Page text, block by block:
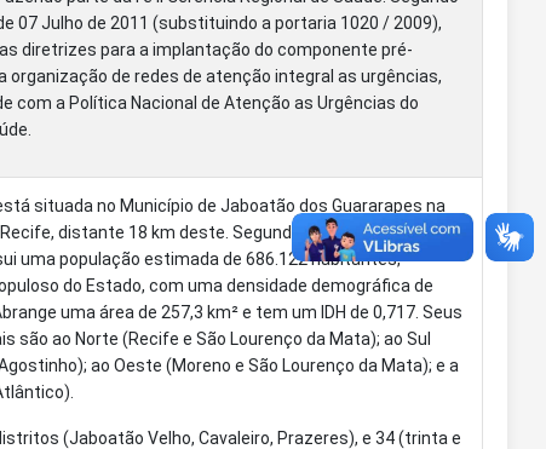
07 Julho de 2011 (substituindo a portaria 1020 / 2009),
diretrizes para a implantação do componente pré-
organização de redes de atenção integral as urgências,
com a Política Nacional de Atenção as Urgências do
está situada no Município de Jaboatão dos Guararapes na
distante 18 km deste. Segundo o IBGE, censo 2015,
uma população estimada de 686.122 habitantes,
do Estado, com uma densidade demográfica de
uma área de 257,3 km² e tem um IDH de 0,717. Seus
são ao Norte (Recife e São Lourenço da Mata); ao Sul
ao Oeste (Moreno e São Lourenço da Mata); e a
(Jaboatão Velho, Cavaleiro, Prazeres), e 34 (trinta e